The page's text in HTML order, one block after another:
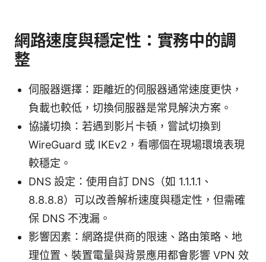
網路速度與穩定性：實務中的調
整
伺服器選擇：距離近的伺服器通常速度更快，
負載也較低，切換伺服器是常見解決方案。
協議切換：若遇到影片卡頓，嘗試切換到
WireGuard 或 IKEv2，看哪個在現場環境表現
較穩定。
DNS 設定：使用自訂 DNS（如 1.1.1.1、
8.8.8.8）可以改善解析速度與穩定性，但需確
保 DNS 不洩漏。
影響因素：網路提供商的限速、路由策略、地
理位置、裝置電量與背景應用都會影響 VPN 效